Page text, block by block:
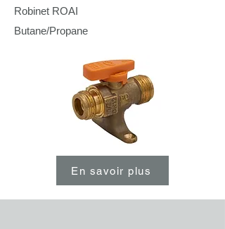
Robinet ROAI
Butane/Propane
En savoir plus